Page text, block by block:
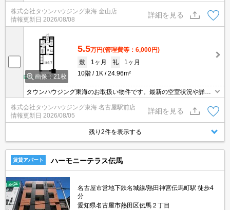
詳細などお気軽にお問い合わせ下さい。
株式会社タウンハウジング東海 金山店
情報更新日 2026/08/08
詳細を見る
画像：21枚
5.5万円(管理費等：6,000円)
敷
1ヶ月 礼
1ヶ月
10階
1K 24.96m²
タウンハウジング東海のお取扱い物件です。最新の空室状況や詳細
などお気軽にお問い合わせください。
株式会社タウンハウジング東海 名古屋駅前店
情報更新日 2026/08/05
詳細を見る
残り2件を表示する
賃貸アパート ハーモニーテラス伝馬
名古屋市営地下鉄名城線/熱田神宮伝馬町駅 徒歩4
分
愛知県名古屋市熱田区伝馬２丁目